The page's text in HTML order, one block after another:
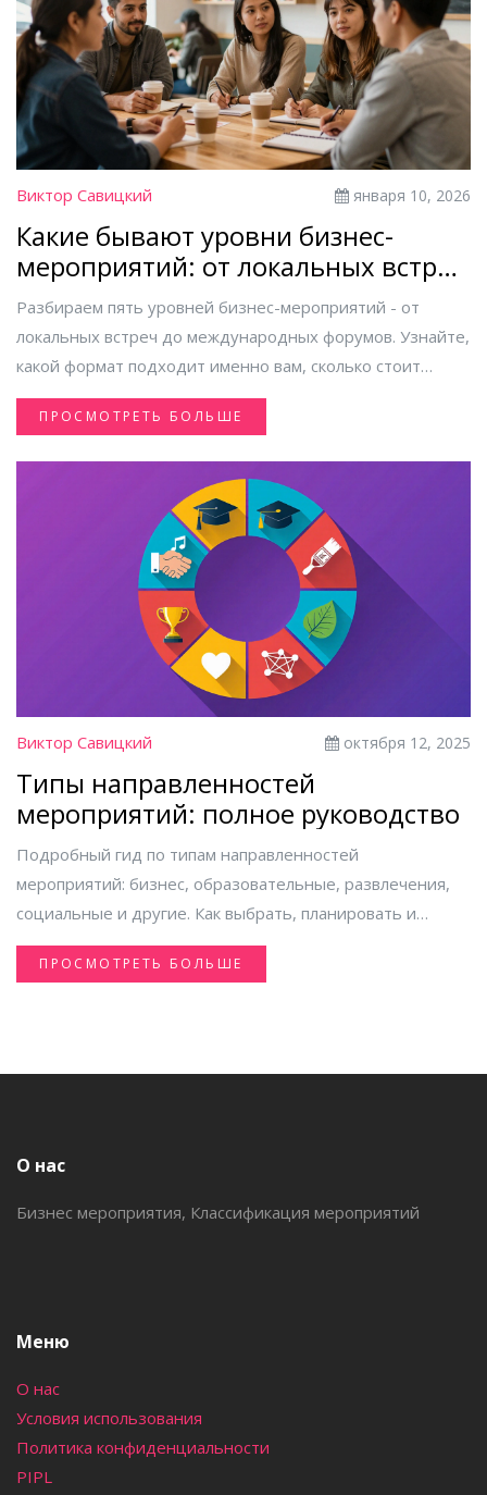
Виктор Савицкий января 10, 2026
Какие бывают уровни бизнес-
мероприятий: от локальных встреч
до международных форумов
Разбираем пять уровней бизнес-мероприятий - от
локальных встреч до международных форумов. Узнайте,
какой формат подходит именно вам, сколько стоит
участие и как получить реальную отдачу.
ПРОСМОТРЕТЬ БОЛЬШЕ
Виктор Савицкий октября 12, 2025
Типы направленностей
мероприятий: полное руководство
Подробный гид по типам направленностей
мероприятий: бизнес, образовательные, развлечения,
социальные и другие. Как выбрать, планировать и
измерять успех каждого типа.
ПРОСМОТРЕТЬ БОЛЬШЕ
О нас
Бизнес мероприятия, Классификация мероприятий
Меню
О нас
Условия использования
Политика конфиденциальности
PIPL